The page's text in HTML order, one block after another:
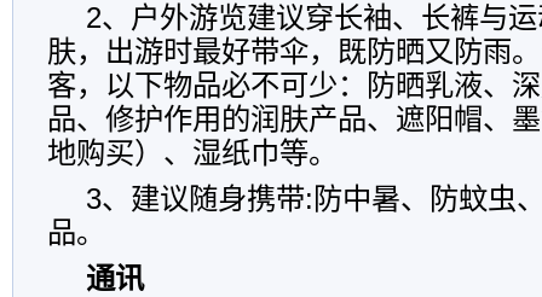
2、户外游览建议穿长袖、长裤与
肤，出游时最好带伞，既防晒又防雨
客，以下物品必不可少：防晒乳液、
品、修护作用的润肤产品、遮阳帽、
地购买）、湿纸巾等。
3、建议随身携带:防中暑、防蚊虫
品。
通讯